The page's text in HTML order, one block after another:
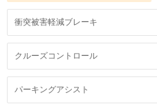
衝突被害軽減ブレーキ
クルーズコントロール
パーキングアシスト